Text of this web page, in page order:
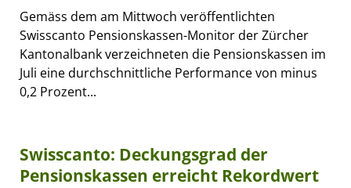
Gemäss dem am Mittwoch veröffentlichten
Swisscanto Pensionskassen-Monitor der Zürcher
Kantonalbank verzeichneten die Pensionskassen im
Juli eine durchschnittliche Performance von minus
0,2 Prozent...
Swisscanto: Deckungsgrad der
Pensionskassen erreicht Rekordwert